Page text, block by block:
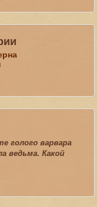
голого варвара
ведьма. Какой